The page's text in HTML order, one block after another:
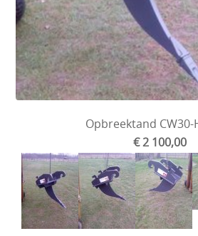
Opbreektand
€ 2 100,00